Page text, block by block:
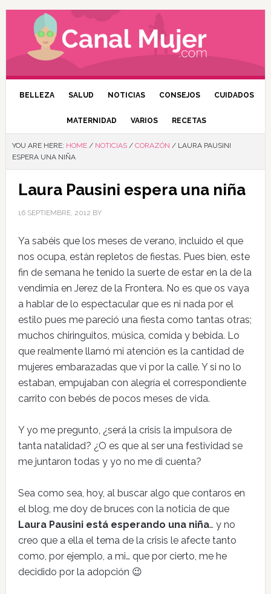
BELLEZA SALUD NOTICIAS CONSEJOS CUIDADOS
MATERNIDAD VARIOS RECETAS
YOU ARE HERE: HOME / NOTICIAS / CORAZÓN /LAURA PAUSINI
ESPERA UNA NIÑA
Laura Pausini espera una niña
16 SEPTIEMBRE, 2012 BY
Ya sabéis que los meses de verano, incluido el que
nos ocupa, están repletos de fiestas. Pues bien, este
fin de semana he tenido la suerte de estar en la de la
vendimia en Jerez de la Frontera. No es que os vaya
a hablar de lo espectacular que es ni nada por el
estilo pues me pareció una fiesta como tantas otras;
muchos chiringuitos, música, comida y bebida. Lo
que realmente llamó mi atención es la cantidad de
mujeres embarazadas que vi por la calle. Y si no lo
estaban, empujaban con alegría el correspondiente
carrito con bebés de pocos meses de vida.
Y yo me pregunto, ¿será la crisis la impulsora de
tanta natalidad? ¿O es que al ser una festividad se
me juntaron todas y yo no me di cuenta?
Sea como sea, hoy, al buscar algo que contaros en
el blog, me doy de bruces con la noticia de que
Laura Pausini está esperando una niña… y no
creo que a ella el tema de la crisis le afecte tanto
como, por ejemplo, a mi… que por cierto, me he
decidido por la adopción 😉